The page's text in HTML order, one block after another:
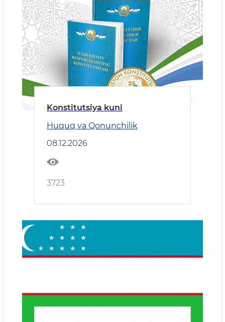
Konstitutsiya kuni
Huquq va Qonunchilik
08.12.2026
3723